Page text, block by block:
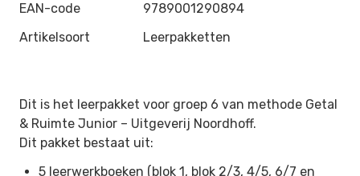
EAN-code
9789001290894
Artikelsoort
Leerpakketten
Dit is het leerpakket voor groep 6 van methode Getal
& Ruimte Junior – Uitgeverij Noordhoff.
Dit pakket bestaat uit:
5 leerwerkboeken (blok 1, blok 2/3, 4/5, 6/7 en